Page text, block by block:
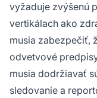
vyžaduje zvýšenú
vertikálach ako
musia zabezpečiť,
odvetvové
musia dodržiavať
sledovanie a